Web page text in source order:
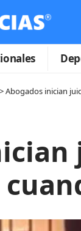
>Abogados inician